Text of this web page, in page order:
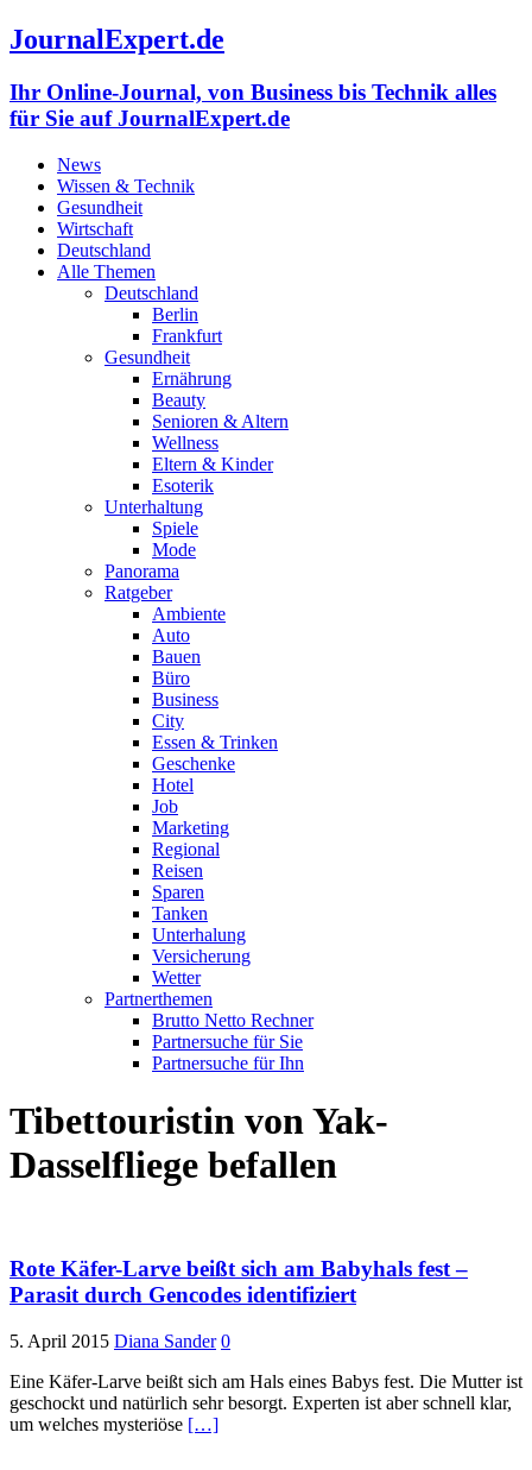
JournalExpert.de
Ihr Online-Journal, von Business bis Technik alles
für Sie auf JournalExpert.de
News
Wissen & Technik
Gesundheit
Wirtschaft
Deutschland
Alle Themen
Deutschland
Berlin
Frankfurt
Gesundheit
Ernährung
Beauty
Senioren & Altern
Wellness
Eltern & Kinder
Esoterik
Unterhaltung
Spiele
Mode
Panorama
Ratgeber
Ambiente
Auto
Bauen
Büro
Business
City
Essen & Trinken
Geschenke
Hotel
Job
Marketing
Regional
Reisen
Sparen
Tanken
Unterhalung
Versicherung
Wetter
Partnerthemen
Brutto Netto Rechner
Partnersuche für Sie
Partnersuche für Ihn
Tibettouristin von Yak-
Dasselfliege befallen
Rote Käfer-Larve beißt sich am Babyhals fest –
Parasit durch Gencodes identifiziert
5. April 2015 Diana Sander 0
Eine Käfer-Larve beißt sich am Hals eines Babys fest. Die Mutter ist
geschockt und natürlich sehr besorgt. Experten ist aber schnell klar,
um welches mysteriöse […]